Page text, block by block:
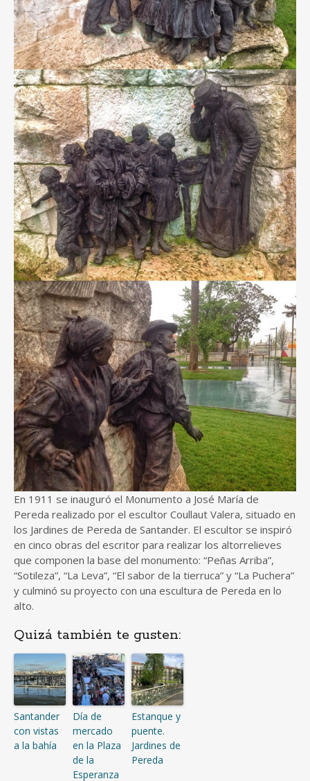
En 1911 se inauguró el Monumento a José María de
Pereda realizado por el escultor Coullaut Valera, situado en
los Jardines de Pereda de Santander. El escultor se inspiró
en cinco obras del escritor para realizar los altorrelieves
que componen la base del monumento: “Peñas Arriba”,
“Sotileza”, “La Leva”, “El sabor de la tierruca” y “La Puchera”
y culminó su proyecto con una escultura de Pereda en lo
alto.
Quizá también te gusten:
Santander
con vistas
a la bahía
Día de
mercado
en la Plaza
de la
Esperanza
Estanque y
puente.
Jardines de
Pereda